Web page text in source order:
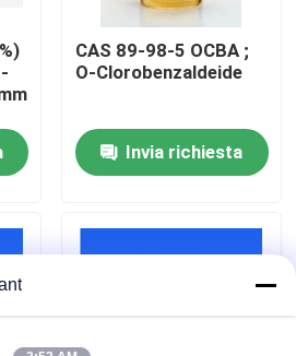
la zincatura
CAS 89-98-5 OCBA ;
O-Clorobenzaldeide
Invia richiesta